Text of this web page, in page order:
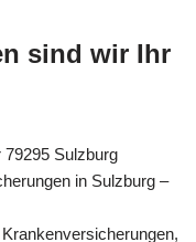
sind wir Ihr
79295 Sulzburg
in Sulzburg –